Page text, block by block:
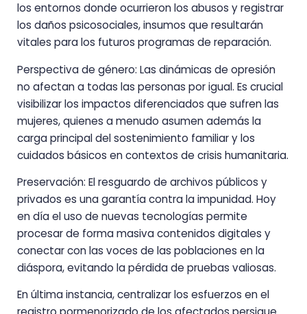
los entornos donde ocurrieron los abusos y registrar
los daños psicosociales, insumos que resultarán
vitales para los futuros programas de reparación.
Perspectiva de género: Las dinámicas de opresión
no afectan a todas las personas por igual. Es crucial
visibilizar los impactos diferenciados que sufren las
mujeres, quienes a menudo asumen además la
carga principal del sostenimiento familiar y los
cuidados básicos en contextos de crisis humanitaria.
Preservación: El resguardo de archivos públicos y
privados es una garantía contra la impunidad. Hoy
en día el uso de nuevas tecnologías permite
procesar de forma masiva contenidos digitales y
conectar con las voces de las poblaciones en la
diáspora, evitando la pérdida de pruebas valiosas.
En última instancia, centralizar los esfuerzos en el